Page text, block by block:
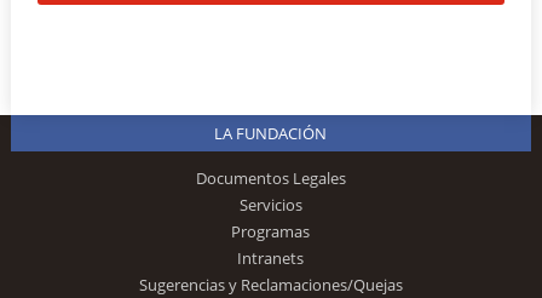
LA FUNDACIÓN
Documentos Legales
Servicios
Programas
Intranets
Sugerencias y Reclamaciones/Quejas